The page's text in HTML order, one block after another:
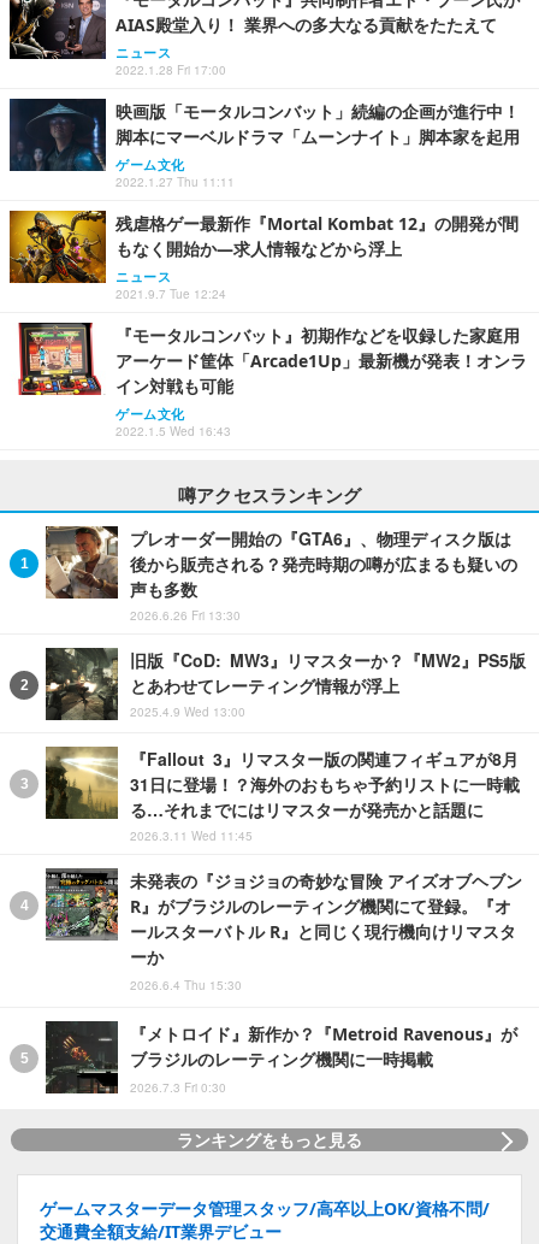
AIAS殿堂入り！ 業界への多大なる貢献をたたえて
ニュース
2022.1.28 Fri 17:00
映画版「モータルコンバット」続編の企画が進行中！
脚本にマーベルドラマ「ムーンナイト」脚本家を起用
ゲーム文化
2022.1.27 Thu 11:11
残虐格ゲー最新作『Mortal Kombat 12』の開発が間
もなく開始か―求人情報などから浮上
ニュース
2021.9.7 Tue 12:24
『モータルコンバット』初期作などを収録した家庭用
アーケード筐体「Arcade1Up」最新機が発表！オンラ
イン対戦も可能
ゲーム文化
2022.1.5 Wed 16:43
噂アクセスランキング
プレオーダー開始の『GTA6』、物理ディスク版は
後から販売される？発売時期の噂が広まるも疑いの
声も多数
2026.6.26 Fri 13:30
旧版『CoD: MW3』リマスターか？『MW2』PS5版
とあわせてレーティング情報が浮上
2025.4.9 Wed 13:00
『Fallout 3』リマスター版の関連フィギュアが8月
31日に登場！？海外のおもちゃ予約リストに一時載
る…それまでにはリマスターが発売かと話題に
2026.3.11 Wed 11:45
未発表の『ジョジョの奇妙な冒険 アイズオブヘブン
R』がブラジルのレーティング機関にて登録。『オ
ールスターバトル R』と同じく現行機向けリマスタ
ーか
2026.6.4 Thu 15:30
『メトロイド』新作か？『Metroid Ravenous』が
ブラジルのレーティング機関に一時掲載
2026.7.3 Fri 0:30
ランキングをもっと見る
ゲームマスターデータ管理スタッフ/高卒以上OK/資格不問/
交通費全額支給/IT業界デビュー